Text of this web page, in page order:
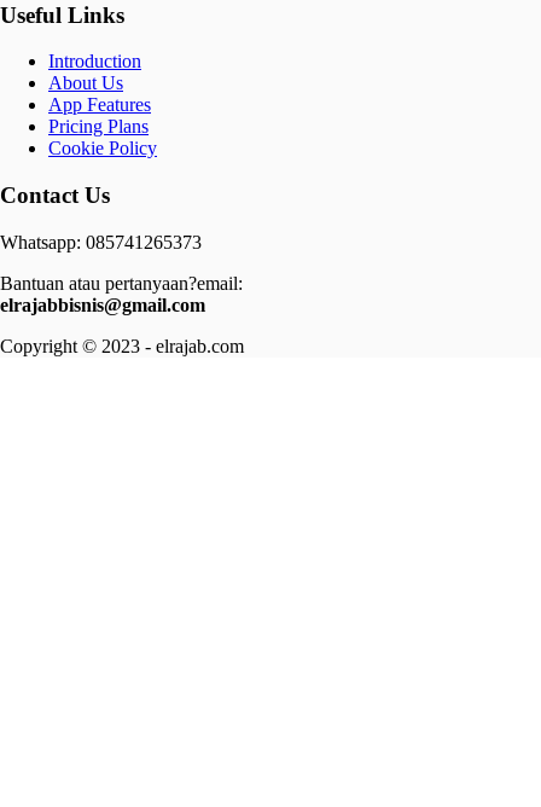
Useful Links
Introduction
About Us
App Features
Pricing Plans
Cookie Policy
Contact Us
Whatsapp: 085741265373
Bantuan atau pertanyaan?email:
elrajabbisnis@gmail.com
Copyright © 2023 - elrajab.com